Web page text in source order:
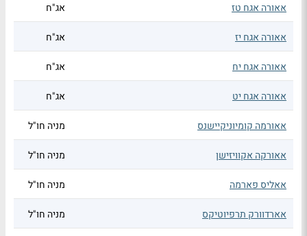
אאורה אגח טז אג"ח
אאורה אגח יז אג"ח
אאורה אגח יח אג"ח
אאורה אגח יט אג"ח
אאורמה קומיוניקיישנס מניה חו"ל
אאורקה אקוויזישן מניה חו"ל
אאליס פארמה מניה חו"ל
אארדוורק תרפיוטיקס מניה חו"ל